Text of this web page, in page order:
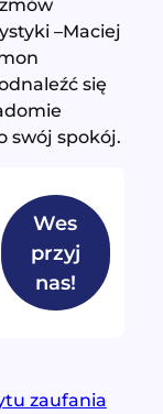
–Maciej
się
swój spokój.
Wes
przyj
nas!
zaufania